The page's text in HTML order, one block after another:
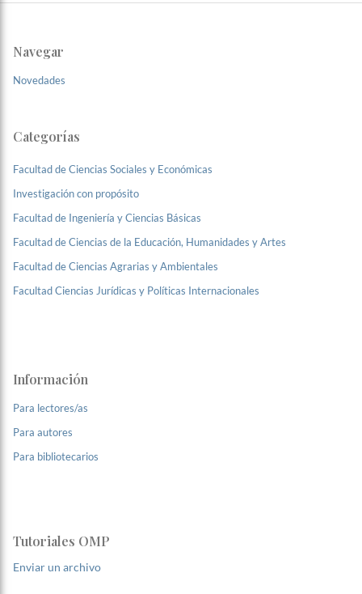
Navegar
Novedades
Categorías
Facultad de Ciencias Sociales y Económicas
Investigación con propósito
Facultad de Ingeniería y Ciencias Básicas
Facultad de Ciencias de la Educación, Humanidades y Artes
Facultad de Ciencias Agrarias y Ambientales
Facultad Ciencias Jurídicas y Políticas Internacionales
Información
Para lectores/as
Para autores
Para bibliotecarios
Tutoriales OMP
Enviar un archivo